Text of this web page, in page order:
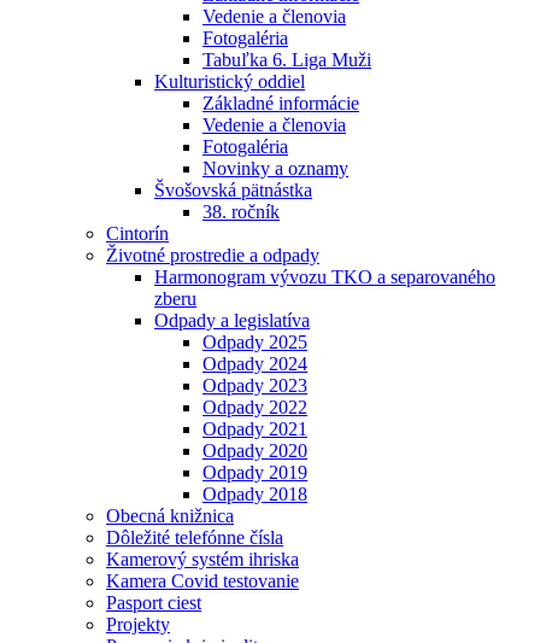
Vedenie a členovia
Fotogaléria
Tabuľka 6. Liga Muži
Kulturistický oddiel
Základné informácie
Vedenie a členovia
Fotogaléria
Novinky a oznamy
Švošovská pätnástka
38. ročník
Cintorín
Životné prostredie a odpady
Harmonogram vývozu TKO a separovaného
zberu
Odpady a legislatíva
Odpady 2025
Odpady 2024
Odpady 2023
Odpady 2022
Odpady 2021
Odpady 2020
Odpady 2019
Odpady 2018
Obecná knižnica
Dôležité telefónne čísla
Kamerový systém ihriska
Kamera Covid testovanie
Pasport ciest
Projekty